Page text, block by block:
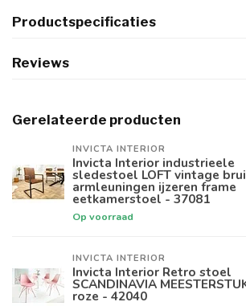
Productspecificaties
Reviews
Gerelateerde producten
INVICTA INTERIOR
Invicta Interior industrieele
sledestoel LOFT vintage
armleuningen ijzeren frame
eetkamerstoel - 37081
Op voorraad
INVICTA INTERIOR
Invicta Interior Retro stoel
SCANDINAVIA
roze - 42040